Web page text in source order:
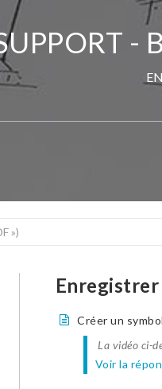
-
Enregistrer
Créer un
La vidéo ci-
Voir la